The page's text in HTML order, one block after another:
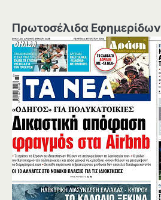
Πρωτοσέλιδα Εφημερίδων